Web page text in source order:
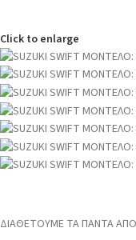
Click to enlarge
ΔΙΑΘΕΤΟΥΜΕ ΤΑ ΠΑΝΤΑ